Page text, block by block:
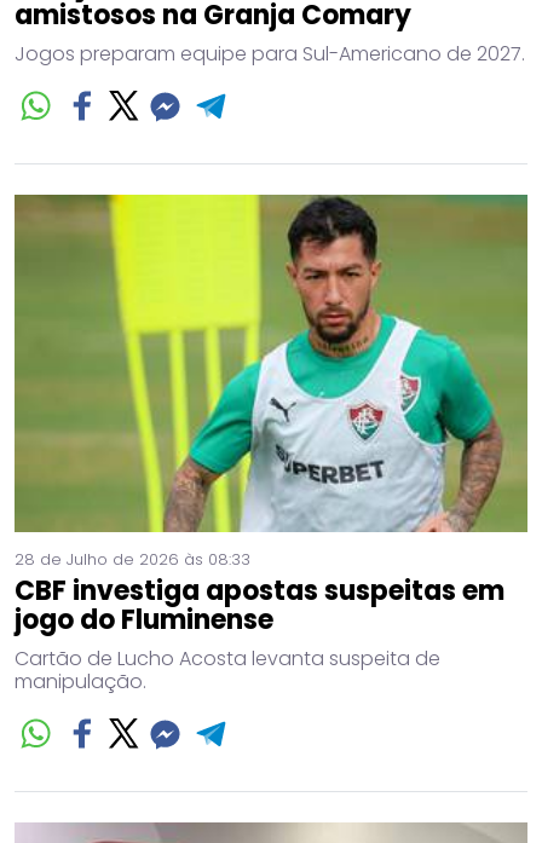
amistosos na Granja Comary
Jogos preparam equipe para Sul-Americano de 2027.
28 de Julho de 2026 às 08:33
CBF investiga apostas suspeitas em
jogo do Fluminense
Cartão de Lucho Acosta levanta suspeita de
manipulação.